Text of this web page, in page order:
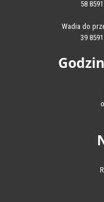
58
Wadia do
39